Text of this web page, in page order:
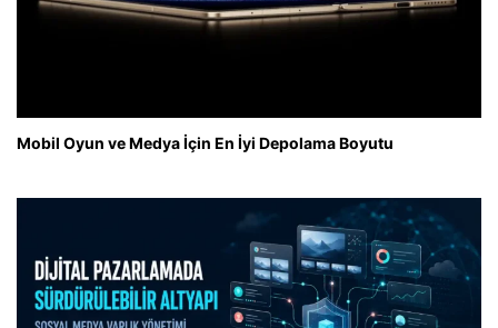
Mobil Oyun ve Medya İçin En İyi Depolama Boyutu